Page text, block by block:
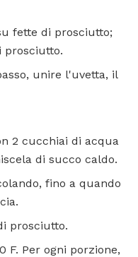
fette di prosciutto;
prosciutto.
unire l'uvetta, il
2 cucchiai di acqua
di succo caldo.
fino a quando
prosciutto.
F. Per ogni porzione,